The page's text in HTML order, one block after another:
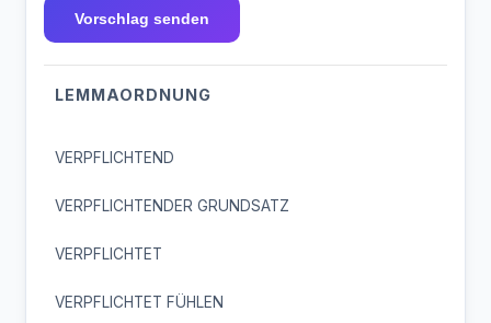
Vorschlag senden
LEMMAORDNUNG
VERPFLICHTEND
VERPFLICHTENDER GRUNDSATZ
VERPFLICHTET
VERPFLICHTET FÜHLEN